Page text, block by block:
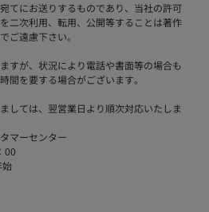
てにお送りするものであり、当社の許可
二次利用、転用、公開等することは著作
ご遠慮下さい。
すが、状況により電話や書面等の場合も
間を要する場合がございます。
しては、翌営業日より順次対応いたしま
マーセンター
00
始